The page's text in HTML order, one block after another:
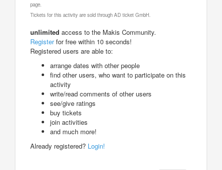
page.
Tickets for this activity are sold through AD ticket GmbH.
unlimited access to the Makis Community.
Registerfor free within 10 seconds!
Registered users are able to:
arrange dates with other people
find other users, who want to participate on this
activity
write/read comments of other users
see/give ratings
buy tickets
join activities
and much more!
Already registered? Login!